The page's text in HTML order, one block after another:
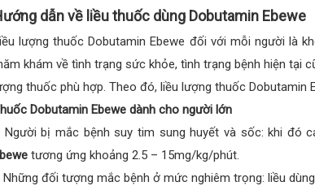
dẫn về liều thuốc dùng Dobutamin Ebewe
lượng thuốc Dobutamin Ebewe đối với mỗi người là
khám về tình trạng sức khỏe, tình trạng bệnh hiện tại
thuốc phù hợp. Theo đó, liều lượng thuốc Dobutamin
Dobutamin Ebewe dành cho người lớn
Người bị mắc bệnh suy tim sung huyết và sốc: khi đó
tương ứng khoảng 2.5 – 15mg/kg/phút.
Những đối tượng mắc bệnh ở mức nghiêm trọng: liều